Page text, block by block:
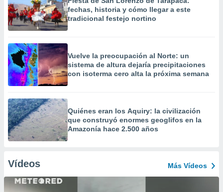
fechas, historia y cómo llegar a este
tradicional festejo nortino
Vuelve la preocupación al Norte: un
sistema de altura dejaría precipitaciones
con isoterma cero alta la próxima semana
Quiénes eran los Aquiry: la civilización
que construyó enormes geoglifos en la
Amazonía hace 2.500 años
Vídeos Más Vídeos